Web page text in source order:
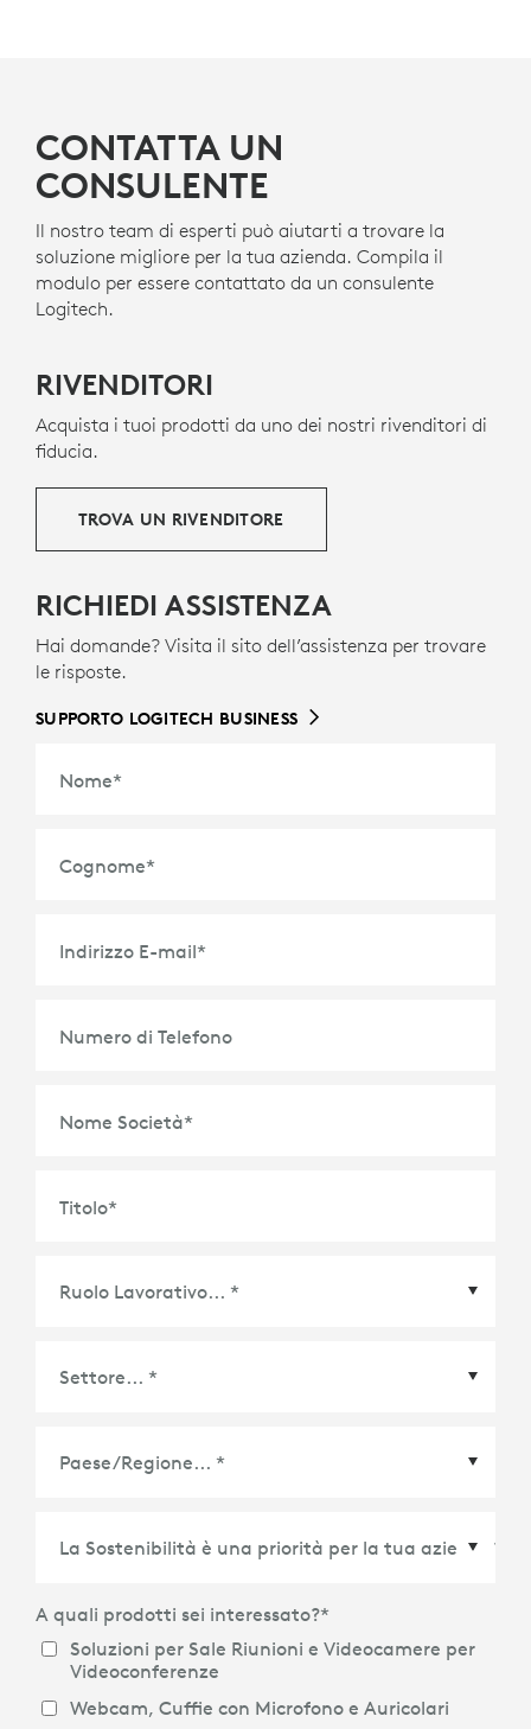
CONTATTA UN
CONSULENTE
Il nostro team di esperti può aiutarti a trovare la
soluzione migliore per la tua azienda. Compila il
modulo per essere contattato da un consulente
Logitech.
RIVENDITORI
Acquista i tuoi prodotti da uno dei nostri rivenditori di
fiducia.
TROVA UN RIVENDITORE
RICHIEDI ASSISTENZA
Hai domande? Visita il sito dell’assistenza per trovare
le risposte.
SUPPORTO LOGITECH BUSINESS
Nome*
Cognome*
Indirizzo E-mail*
Numero di Telefono
Nome Società*
Titolo*
Paese/Regione
A quali prodotti sei interessato?*
Soluzioni per Sale Riunioni e Videocamere per
Videoconferenze
Webcam, Cuffie con Microfono e Auricolari